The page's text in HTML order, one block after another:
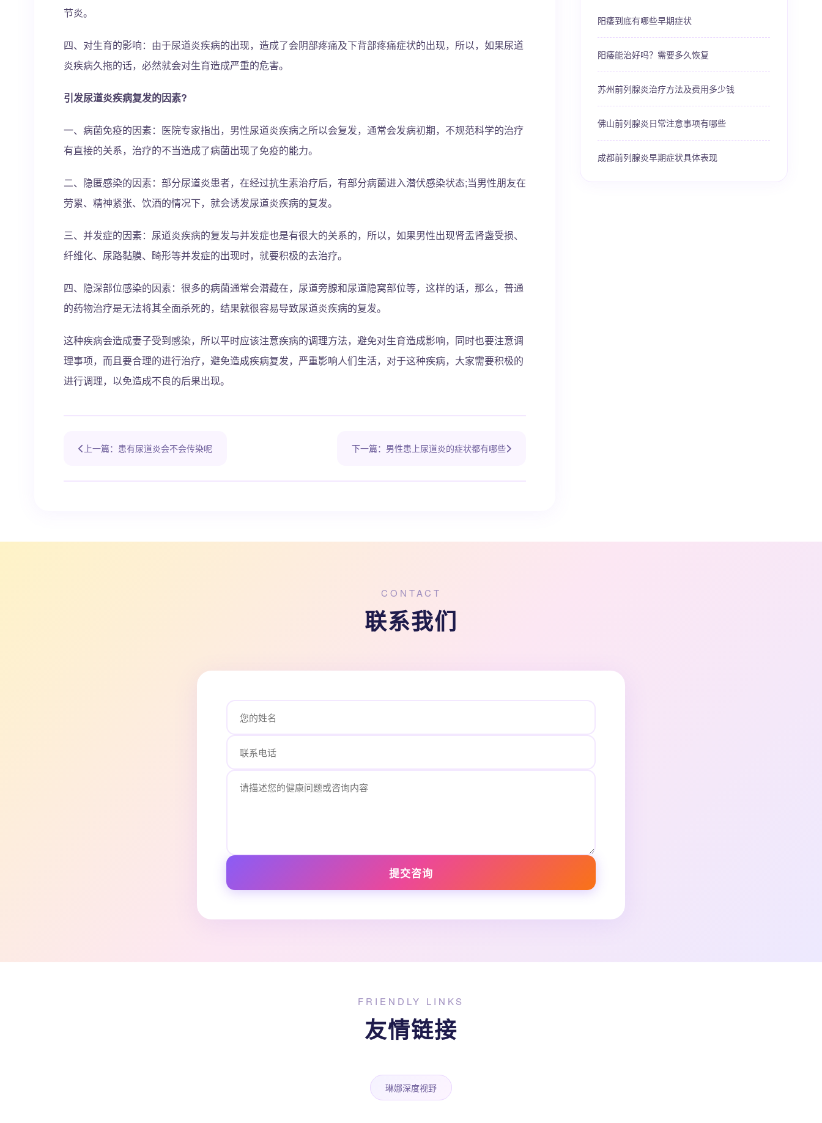
节炎。
四、对生育的影响：由于尿道炎疾病的出现，造成了会阴部疼痛及下背部疼痛症状的出现，所以，如果尿道
炎疾病久拖的话，必然就会对生育造成严重的危害。
引发尿道炎疾病复发的因素?
一、病菌免疫的因素：医院专家指出，男性尿道炎疾病之所以会复发，通常会发病初期，不规范科学的治疗
有直接的关系，治疗的不当造成了病菌出现了免疫的能力。
二、隐匿感染的因素：部分尿道炎患者，在经过抗生素治疗后，有部分病菌进入潜伏感染状态;当男性朋友在
劳累、精神紧张、饮酒的情况下，就会诱发尿道炎疾病的复发。
三、并发症的因素：尿道炎疾病的复发与并发症也是有很大的关系的，所以，如果男性出现肾盂肾盏受损、
纤维化、尿路黏膜、畸形等并发症的出现时，就要积极的去治疗。
四、隐深部位感染的因素：很多的病菌通常会潜藏在，尿道旁腺和尿道隐窝部位等，这样的话，那么，普通
的药物治疗是无法将其全面杀死的，结果就很容易导致尿道炎疾病的复发。
这种疾病会造成妻子受到感染，所以平时应该注意疾病的调理方法，避免对生育造成影响，同时也要注意调
理事项，而且要合理的进行治疗，避免造成疾病复发，严重影响人们生活，对于这种疾病，大家需要积极的
进行调理，以免造成不良的后果出现。
上一篇：患有尿道炎会不会传染呢 下一篇：男性患上尿道炎的症状都有哪些
阳痿到底有哪些早期症状
阳痿能治好吗？需要多久恢复
苏州前列腺炎治疗方法及费用多少钱
佛山前列腺炎日常注意事项有哪些
成都前列腺炎早期症状具体表现
CONTACT
联系我们
提交咨询
FRIENDLY LINKS
友情链接
琳娜深度视野